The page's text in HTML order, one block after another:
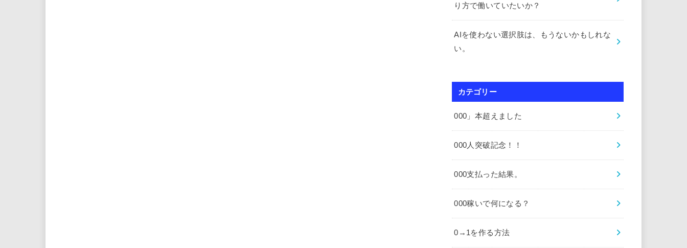
り方で働いていたいか？
AIを使わない選択肢は、もうないかもしれな
い。
カテゴリー
000」本超えました
000人突破記念！！
000支払った結果。
000稼いで何になる？
0→1を作る方法